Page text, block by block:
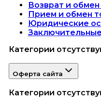
Возврат и
Прием и обмен
Юридические
Категории
Оферта сайта
Категории